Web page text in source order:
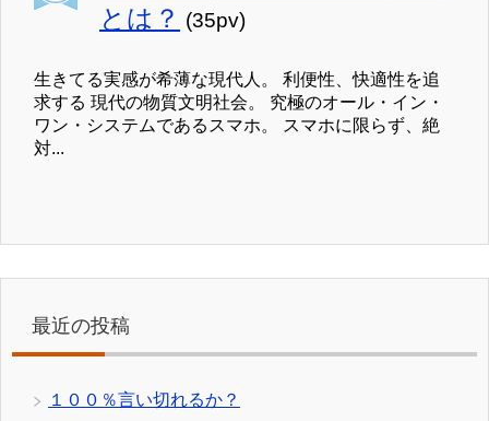
とは？ (35pv)
生きてる実感が希薄な現代人。 利便性、快適性を追
求する 現代の物質文明社会。 究極のオール・イン・
ワン・システムであるスマホ。 スマホに限らず、絶
対...
最近の投稿
１００％言い切れるか？